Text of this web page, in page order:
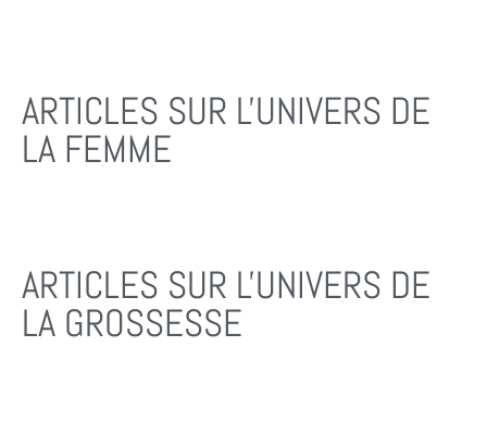
ARTICLES SUR L'UNIVERS DE
LA FEMME
ARTICLES SUR L'UNIVERS DE
LA GROSSESSE